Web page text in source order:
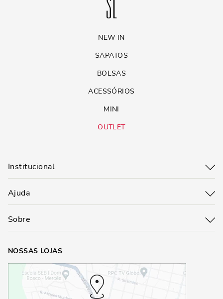
NEW IN
SAPATOS
BOLSAS
ACESSÓRIOS
MINI
OUTLET
Institucional
Ajuda
Sobre
NOSSAS LOJAS